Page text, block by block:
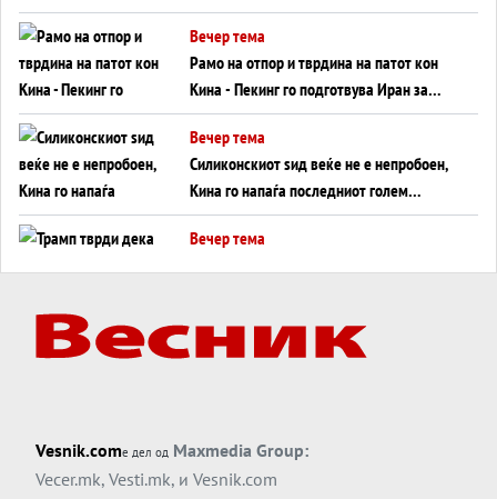
во Суец најавува глобален енергетски
инфаркт?
Вечер тема
Рамо на отпор и тврдина на патот кон
Кина - Пекинг го подготвува Иран за
американска копнена инвазија
Вечер тема
Силиконскиот ѕид веќе не е непробоен,
Кина го напаѓа последниот голем
монопол на Западот?
Вечер тема
Вечер тема
ДЛАБОКО УДОЛУ: Сметководствените
Вечер тема
АТОМСКО ДОМИНО НА БЛИСКИОТ
ИСТОК
Vesnik.comе дел од Maxmedia Group:
Vecer.mk, Vesti.mk, и Vesnik.com